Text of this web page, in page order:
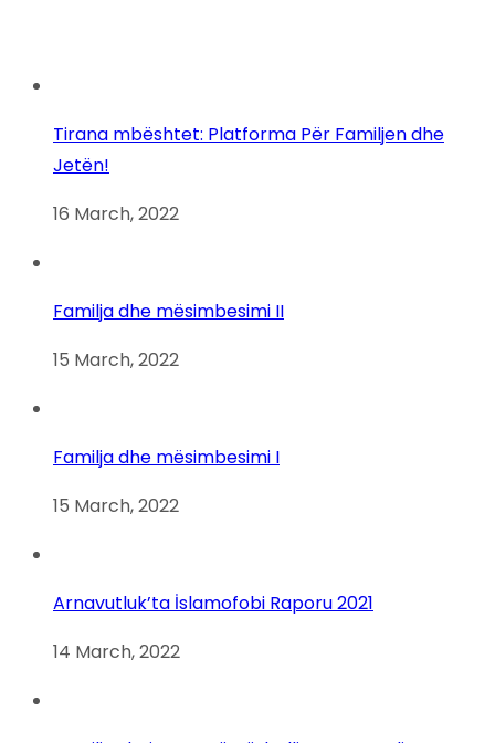
Tirana mbështet: Platforma Për Familjen dhe
Jetën!
16 March, 2022
Familja dhe mësimbesimi II
15 March, 2022
Familja dhe mësimbesimi I
15 March, 2022
Arnavutluk’ta İslamofobi Raporu 2021
14 March, 2022